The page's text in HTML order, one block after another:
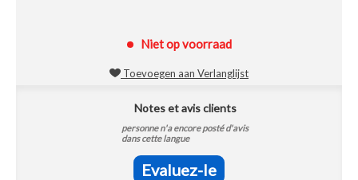
Niet op voorraad
Toevoegen aan Verlanglijst
Notes et avis clients
personne n'a encore posté d'avis
dans cette langue
Evaluez-le